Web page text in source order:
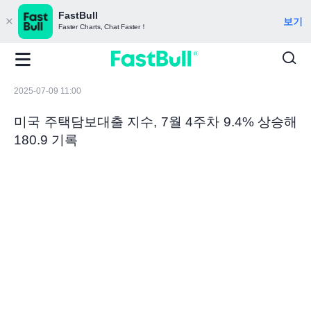
FastBull
Faster Charts, Chat Faster！ 보기
2025-07-09 11:00
미국 주택담보대출 지수, 7월 4주차 9.4% 상승해
180.9 기록